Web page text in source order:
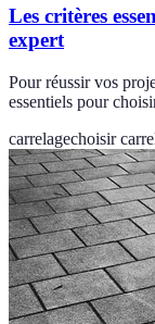
Les critères
expert
Pour réussir vos
essentiels pour
carrelagechoisir